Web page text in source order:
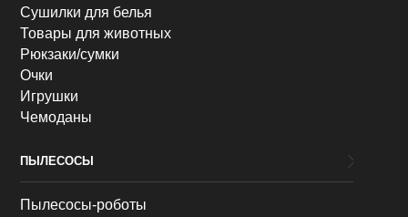
Сушилки для белья
Товары для животных
Рюкзаки/сумки
Очки
Игрушки
Чемоданы
ПЫЛЕСОСЫ
Пылесосы-роботы